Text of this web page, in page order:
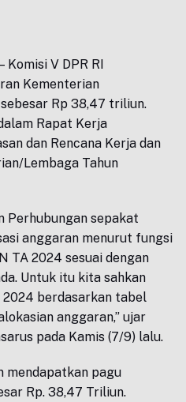
Komisi V DPR RI
Kementerian
Rp 38,47 triliun.
Rapat Kerja
dan Rencana Kerja dan
Lembaga Tahun
Perhubungan sepakat
anggaran menurut fungsi
TA 2024 sesuai dengan
Untuk itu kita sahkan
berdasarkan tabel
anggaran,” ujar
pada Kamis (7/9) lalu.
mendapatkan pagu
Rp. 38,47 Triliun.